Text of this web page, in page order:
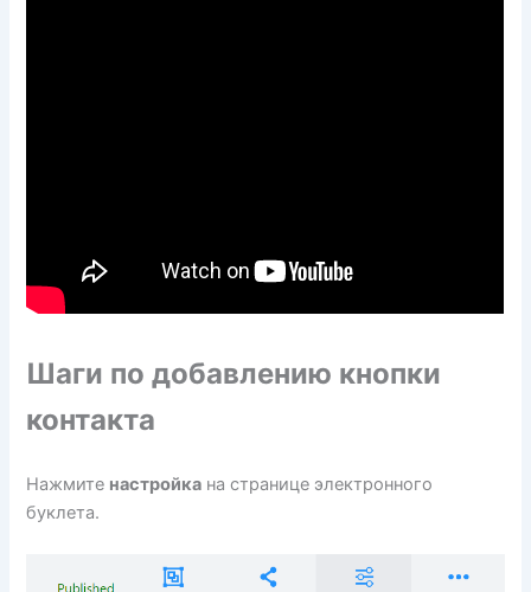
Шаги по добавлению кнопки
контакта
Нажмите настройка на странице электронного
буклета.